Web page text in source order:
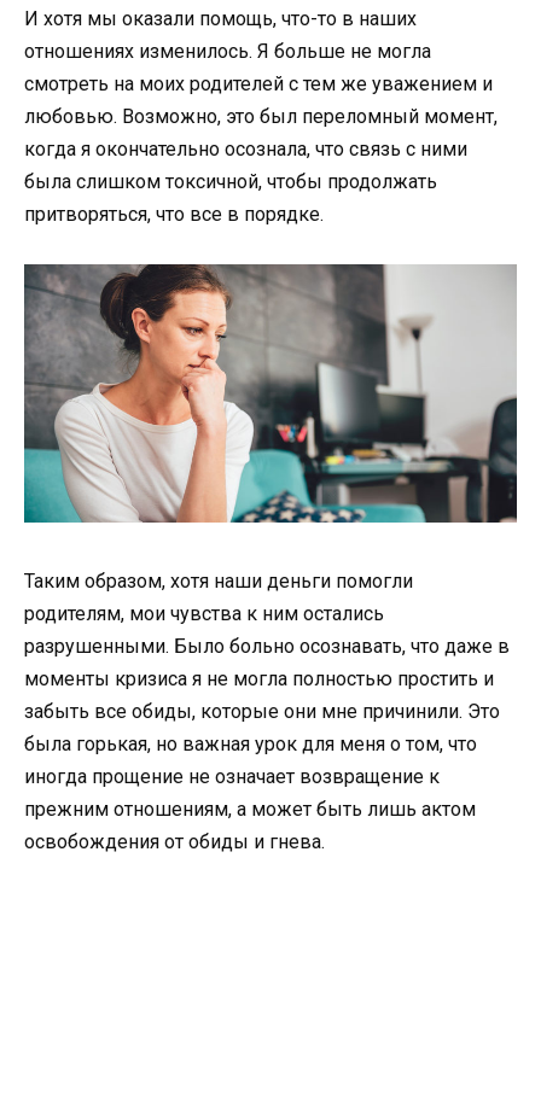
И хотя мы оказали помощь, что-то в наших
отношениях изменилось. Я больше не могла
смотреть на моих родителей с тем же уважением и
любовью. Возможно, это был переломный момент,
когда я окончательно осознала, что связь с ними
была слишком токсичной, чтобы продолжать
притворяться, что все в порядке.
Таким образом, хотя наши деньги помогли
родителям, мои чувства к ним остались
разрушенными. Было больно осознавать, что даже в
моменты кризиса я не могла полностью простить и
забыть все обиды, которые они мне причинили. Это
была горькая, но важная урок для меня о том, что
иногда прощение не означает возвращение к
прежним отношениям, а может быть лишь актом
освобождения от обиды и гнева.